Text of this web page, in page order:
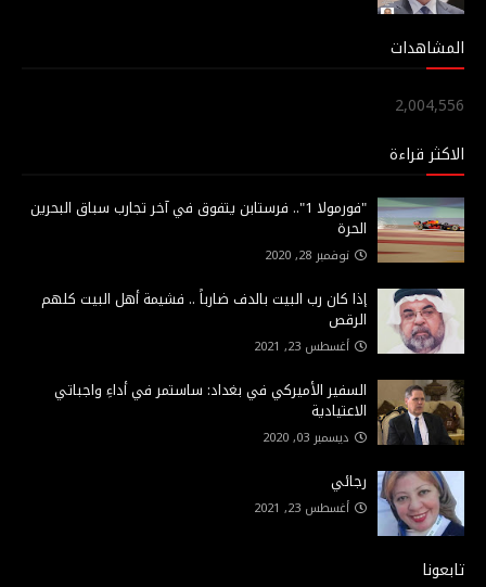
المشاهدات
2,004,556
الاكثر قراءة
"فورمولا 1".. فرستابن يتفوق في آخر تجارب سباق البحرين
الحرة
نوفمبر 28, 2020
إذا كان رب البيت بالدف ضارباً .. فشيمة أهل البيت كلهم
الرقص
أغسطس 23, 2021
السفير الأميركي في بغداد: ساستمر في أداءِ واجباتي
الاعتيادية
ديسمبر 03, 2020
رجائي
أغسطس 23, 2021
تابعونا